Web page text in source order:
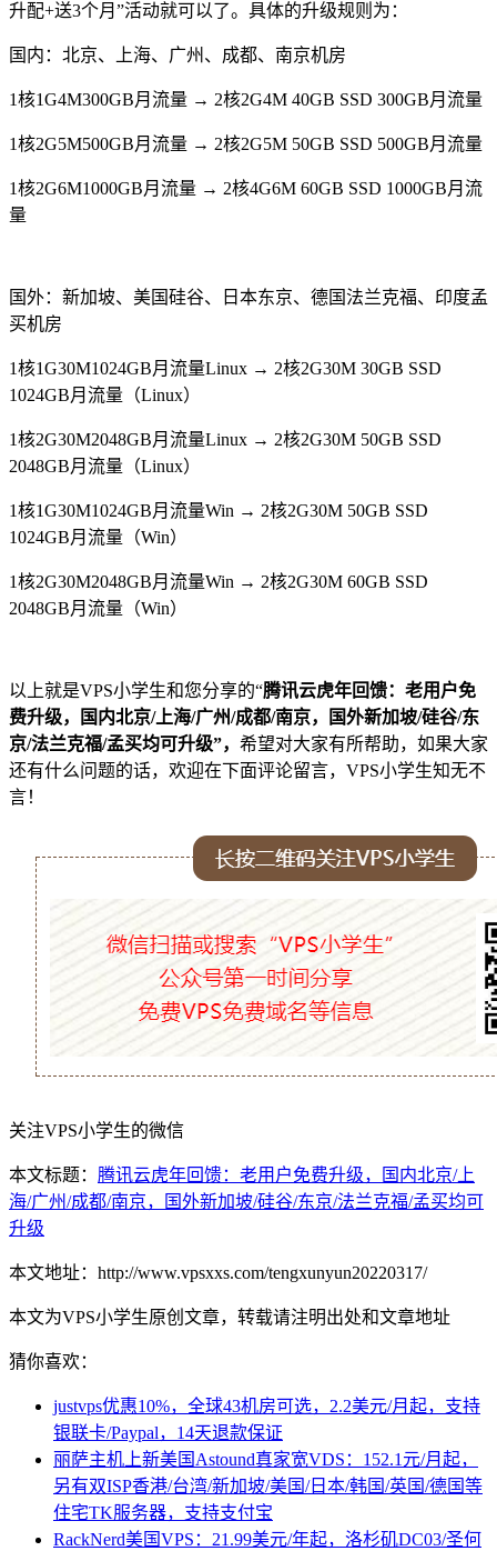
升配+送3个月”活动就可以了。具体的升级规则为：
国内：北京、上海、广州、成都、南京机房
1核1G4M300GB月流量 → 2核2G4M 40GB SSD 300GB月流量
1核2G5M500GB月流量 → 2核2G5M 50GB SSD 500GB月流量
1核2G6M1000GB月流量 → 2核4G6M 60GB SSD 1000GB月流
量
国外：新加坡、美国硅谷、日本东京、德国法兰克福、印度孟
买机房
1核1G30M1024GB月流量Linux → 2核2G30M 30GB SSD
1024GB月流量（Linux）
1核2G30M2048GB月流量Linux → 2核2G30M 50GB SSD
2048GB月流量（Linux）
1核1G30M1024GB月流量Win → 2核2G30M 50GB SSD
1024GB月流量（Win）
1核2G30M2048GB月流量Win → 2核2G30M 60GB SSD
2048GB月流量（Win）
以上就是VPS小学生和您分享的“腾讯云虎年回馈：老用户免
费升级，国内北京/上海/广州/成都/南京，国外新加坡/硅谷/东
京/法兰克福/孟买均可升级”， 希望对大家有所帮助，如果大家
还有什么问题的话，欢迎在下面评论留言，VPS小学生知无不
言！
关注VPS小学生的微信
本文标题： 腾讯云虎年回馈：老用户免费升级，国内北京/上
海/广州/成都/南京，国外新加坡/硅谷/东京/法兰克福/孟买均可
升级
本文地址：http://www.vpsxxs.com/tengxunyun20220317/
本文为VPS小学生原创文章，转载请注明出处和文章地址
猜你喜欢：
justvps优惠10%，全球43机房可选，2.2美元/月起，支持
银联卡/Paypal，14天退款保证
丽萨主机上新美国Astound真家宽VDS：152.1元/月起，
另有双ISP香港/台湾/新加坡/美国/日本/韩国/英国/德国等
住宅TK服务器，支持支付宝
RackNerd美国VPS：21.99美元/年起，洛杉矶DC03/圣何